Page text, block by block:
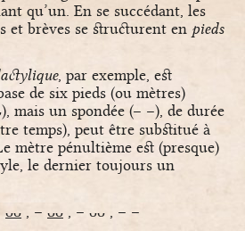
qu’un. En se succédant, les
et brèves se structurent en pieds
, par exemple, est
de six pieds (ou mètres)
, mais un spondée (– –), de durée
temps), peut être substitué à
mètre pénultième est (presque)
le dernier toujours un
ᴗᴗ , – ᴗᴗ , – ᴗᴗ , – –